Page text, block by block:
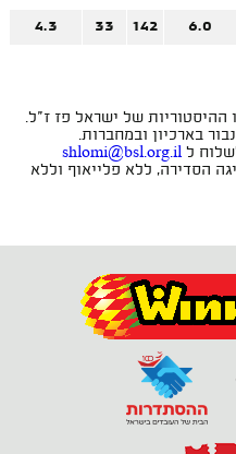
6.0
142
33
4.3
של ישראל פז ז"ל.
בארכיון ובמחברות.
ל shlomi@bsl.org.il
הסדירה, ללא פלייאוף וללא